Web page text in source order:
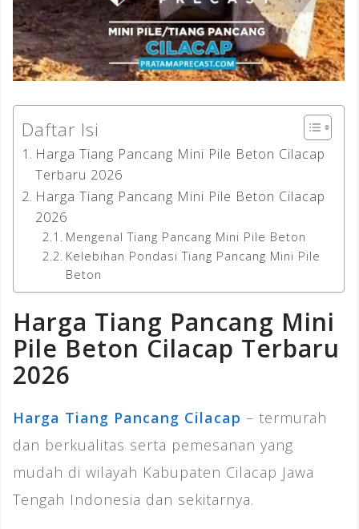
Daftar Isi
Harga Tiang Pancang Mini Pile Beton Cilacap
Terbaru 2026
Harga Tiang Pancang Mini Pile Beton Cilacap
2026
Mengenal Tiang Pancang Mini Pile Beton
Kelebihan Pondasi Tiang Pancang Mini Pile
Beton
Harga Tiang Pancang Mini
Pile Beton Cilacap Terbaru
2026
Harga Tiang Pancang Cilacap – termurah
dan berkualitas serta pemesanan yang
mudah di wilayah Kabupaten Cilacap Jawa
Tengah Indonesia dan sekitarnya.